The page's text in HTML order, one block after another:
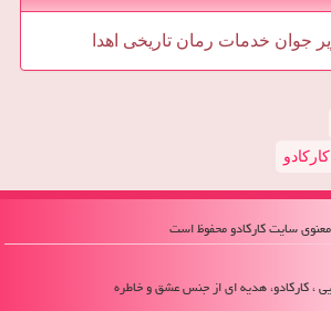
جوان خدمات رمان تاریخی اهدا
، کارکادو، هدیه ای از جنس عشق و خاطره